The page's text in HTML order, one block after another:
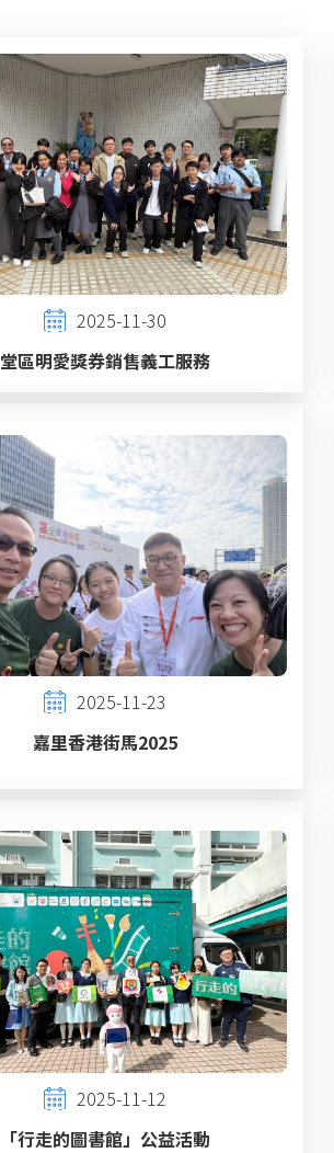
2025-11-30
堂區明愛獎券銷售義工服務
2025-11-23
嘉里香港街馬2025
2025-11-12
「行走的圖書館」公益活動